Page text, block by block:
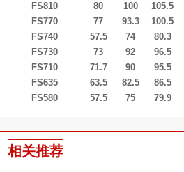
FS810
80 100 105.5
FS770
77 93.3 100.5
FS740
57.5 74 80.3
FS730
73 92 96.5
FS710
71.7 90 95.5
FS635
63.5 82.5 86.5
FS580
57.5 75 79.9
相关推荐